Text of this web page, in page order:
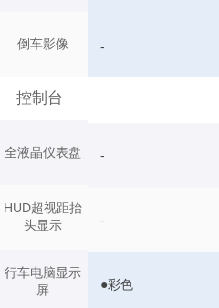
倒车影像
控制台
全液晶仪表盘
HUD超视距抬
头显示
行车电脑显示
屏
-
-
-
●彩色